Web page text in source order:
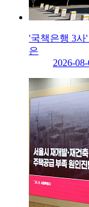
'국책은행 3
은
2026-